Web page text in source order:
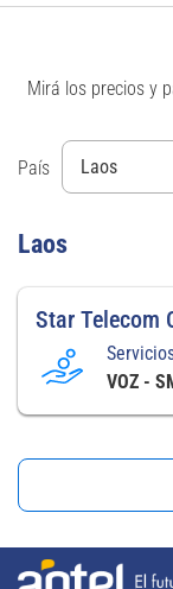
Mirá los precios y
País
Laos
Star Telecom
VOZ -